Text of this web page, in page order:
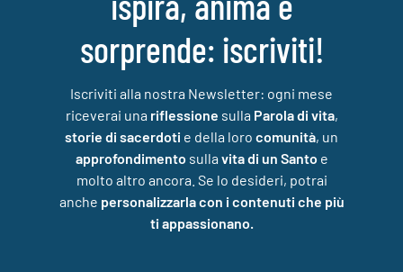
sorprende: iscriviti!
Iscriviti alla nostra Newsletter: ogni mese
riceverai una riflessione sulla Parola di vita,
storie di sacerdoti e della loro comunità, un
approfondimento sulla vita di un Santo e
molto altro ancora. Se lo desideri, potrai
anche personalizzarla con i contenuti che più
ti appassionano.